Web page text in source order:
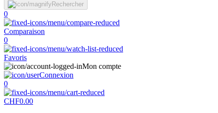
Rechercher
0
Comparaison
0
Favoris
Mon compte
Connexion
0
CHF0.00